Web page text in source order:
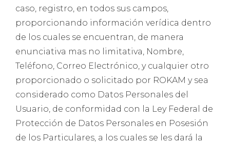
caso, registro, en todos sus campos,
proporcionando información verídica dentro
de los cuales se encuentran, de manera
enunciativa mas no limitativa, Nombre,
Teléfono, Correo Electrónico, y cualquier otro
proporcionado o solicitado por ROKAM y sea
considerado como Datos Personales del
Usuario, de conformidad con la Ley Federal de
Protección de Datos Personales en Posesión
de los Particulares, a los cuales se les dará la